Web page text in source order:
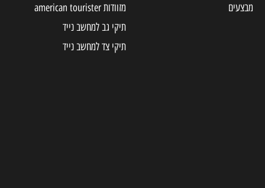
מבצעים
מזוודות american tourister
תיקי גב למחשב נייד
תיקי צד למחשב נייד